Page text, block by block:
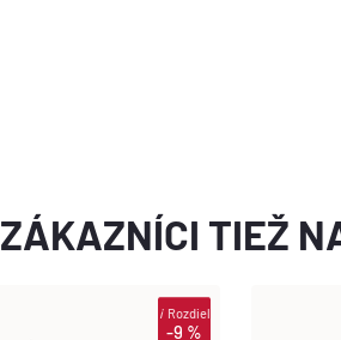
ZÁKAZNÍCI TIEŽ
-9 %
iRozdiel